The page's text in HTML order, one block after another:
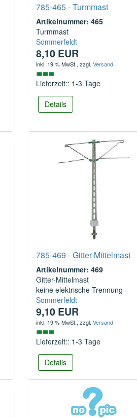
785-465 - Turmmast
Artikelnummer: 465
Turmmast
Sommerfeldt
8,10 EUR
inkl. 19 % MwSt., zzgl. Versand
Lieferzeit:: 1-3 Tage
Details
785-469 - Gitter-Mittelmast
Artikelnummer: 469
Gitter-Mittelmast
keine elektrische Trennung
Sommerfeldt
9,10 EUR
inkl. 19 % MwSt., zzgl. Versand
Lieferzeit:: 1-3 Tage
Details